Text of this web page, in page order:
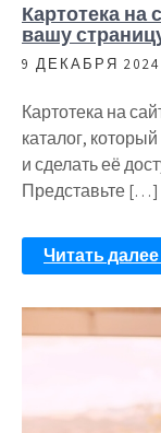
Картотека на
вашу
9 ДЕКАБРЯ 2024
Картотека на
каталог,
и сделать её
Представьте […]
Читать